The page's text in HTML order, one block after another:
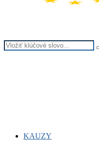
Search
KAUZY